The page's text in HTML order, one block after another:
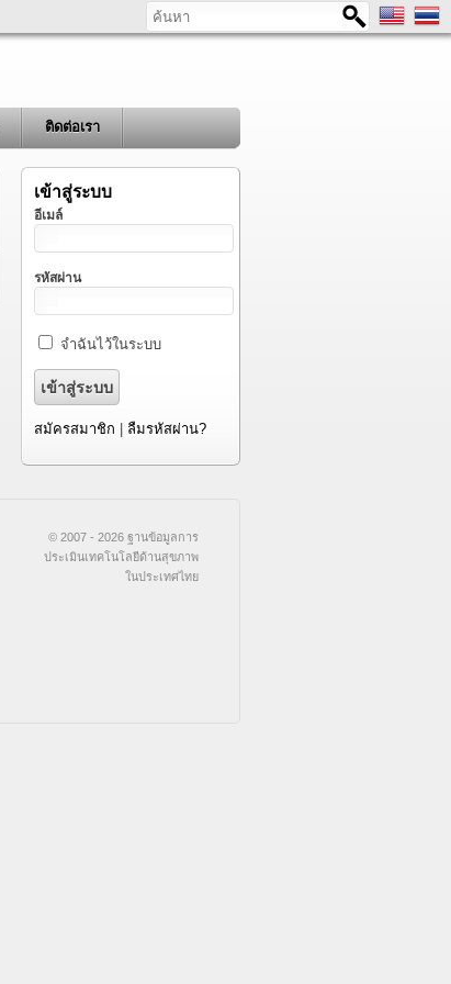
ค้นหา
ติดต่อเรา
เข้าสู่ระบบ
อีเมล์
รหัสผ่าน
จำฉันไว้ในระบบ
สมัครสมาชิก ลืมรหัสผ่าน?
© 2007 - 2026 ฐานข้อมูลการ
ประเมินเทคโนโลยีด้านสุขภาพ
ในประเทศไทย